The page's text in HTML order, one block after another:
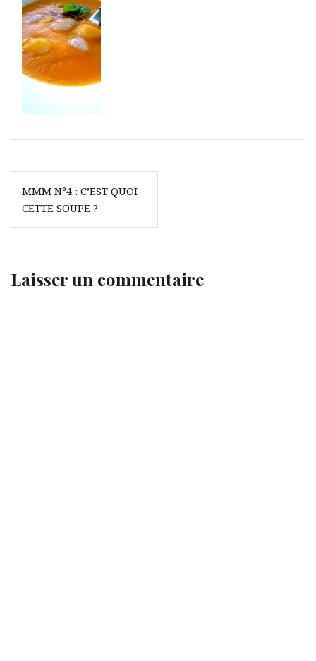
Navigation
de
l’article
MMM N°4 : C’EST QUOI
CETTE SOUPE ?
Laisser un commentaire